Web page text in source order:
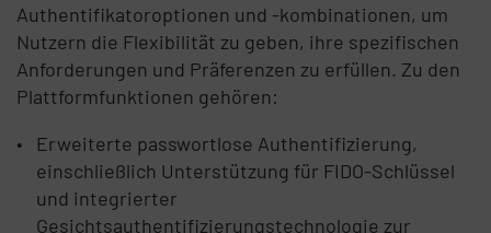
Authentifikatoroptionen und -kombinationen, um
Nutzern die Flexibilität zu geben, ihre spezifischen
Anforderungen und Präferenzen zu erfüllen. Zu den
Plattformfunktionen gehören:
Erweiterte passwortlose Authentifizierung,
einschließlich Unterstützung für FIDO-Schlüssel
und integrierter
Gesichtsauthentifizierungstechnologie zur